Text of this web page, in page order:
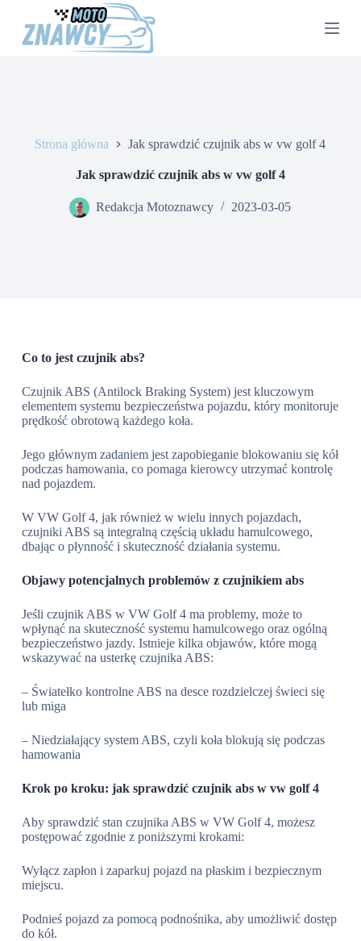
Strona główna Jak sprawdzić czujnik abs w vw golf 4
Jak sprawdzić czujnik abs w vw golf 4
Redakcja Motoznawcy 2023-03-05
Co to jest czujnik abs?
Czujnik ABS (Antilock Braking System) jest kluczowym
elementem systemu bezpieczeństwa pojazdu, który monitoruje
prędkość obrotową każdego koła.
Jego głównym zadaniem jest zapobieganie blokowaniu się kół
podczas hamowania, co pomaga kierowcy utrzymać kontrolę
nad pojazdem.
W VW Golf 4, jak również w wielu innych pojazdach,
czujniki ABS są integralną częścią układu hamulcowego,
dbając o płynność i skuteczność działania systemu.
Objawy potencjalnych problemów z czujnikiem abs
Jeśli czujnik ABS w VW Golf 4 ma problemy, może to
wpłynąć na skuteczność systemu hamulcowego oraz ogólną
bezpieczeństwo jazdy. Istnieje kilka objawów, które mogą
wskazywać na usterkę czujnika ABS:
– Światełko kontrolne ABS na desce rozdzielczej świeci się
lub miga
– Niedziałający system ABS, czyli koła blokują się podczas
hamowania
Krok po kroku: jak sprawdzić czujnik abs w vw golf 4
Aby sprawdzić stan czujnika ABS w VW Golf 4, możesz
postępować zgodnie z poniższymi krokami:
Wyłącz zapłon i zaparkuj pojazd na płaskim i bezpiecznym
miejscu.
Podnieś pojazd za pomocą podnośnika, aby umożliwić dostęp
do kół.